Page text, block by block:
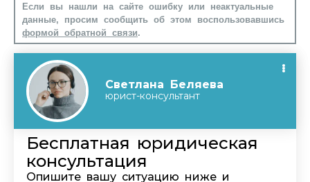
Если вы нашли на сайте ошибку или неактуальные
данные, просим сообщить об этом воспользовавшись
формой обратной связи.